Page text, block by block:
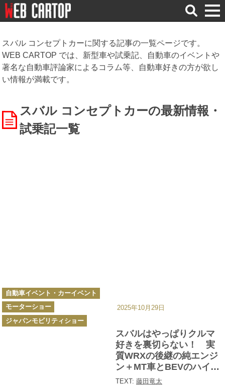
検
索
スバル コンセプトカーに関する記事の一覧ページです。
WEB CARTOP では、新型車や試乗記、自動車のイベントや
著名な自動車評論家によるコラム等、自動車好きの方が欲し
い情報が満載です。
スバル コンセプトカーの最新情報・
試乗記一覧
スバルはやっぱりクルマ
好きを裏切らない！ 実
質WRXの後継の純エンジ
ン＋MT車とBEVのハイパ
フォーマンスカー２台を
TEXT: 藤田竜太
カ
テ
ゴ
リ
ー
自動車イベント・カーイベント
モーターショー
ジャパンモビリティショー
2025年10月29日